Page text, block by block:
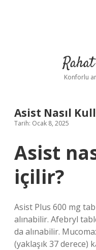
Konforlu
Asist Nasıl
Tarih: Ocak 8, 2025
Asist
içilir?
Asist Plus 600 mg
alınabilir. Afebryl
da alınabilir.
(yaklaşık 37 derece)